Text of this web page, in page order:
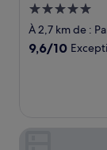
Hébergement
5.0 étoiles
À 2,7 km de :
9.6
9,6/10